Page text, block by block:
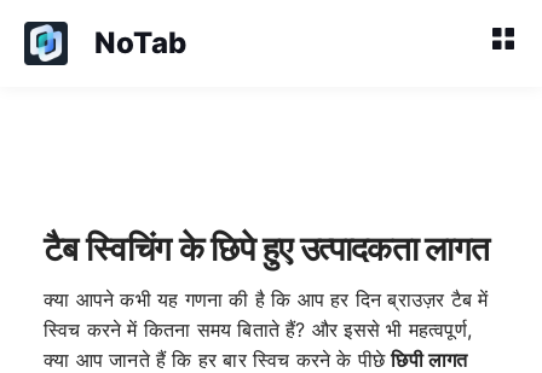
NoTab
टैब स्विचिंग के छिपे हुए उत्पादकता लागत
क्या आपने कभी यह गणना की है कि आप हर दिन ब्राउज़र टैब में
स्विच करने में कितना समय बिताते हैं? और इससे भी महत्वपूर्ण,
क्या आप जानते हैं कि हर बार स्विच करने के पीछेछिपी लागत